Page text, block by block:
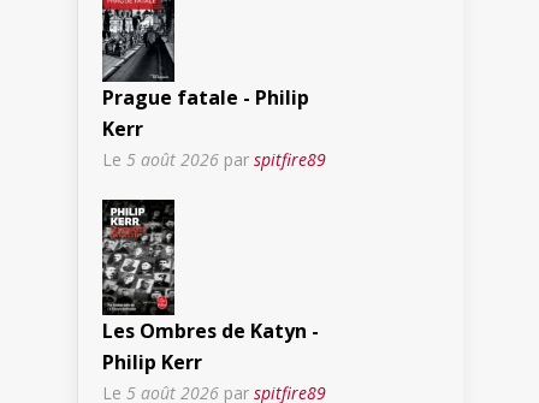
Prague fatale - Philip
Kerr
Le 5 août 2026 par spitfire89
Les Ombres de Katyn -
Philip Kerr
Le 5 août 2026 par spitfire89